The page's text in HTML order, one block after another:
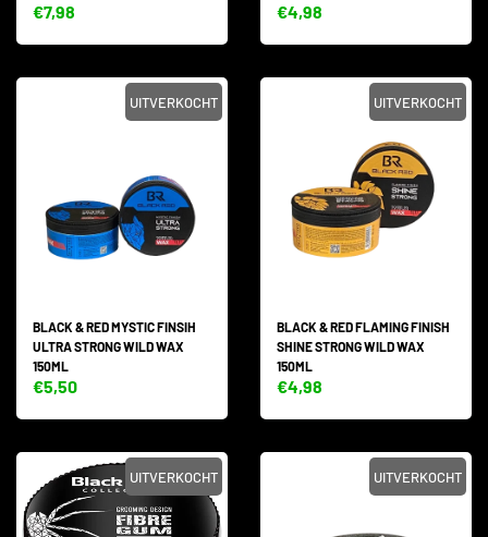
€7,98 €4,98
UITVERKOCHT
BLACK & RED MYSTIC FINSIH
ULTRA STRONG WILD WAX
150ML
€5,50
UITVERKOCHT
BLACK & RED FLAMING FINISH
SHINE STRONG WILD WAX
150ML
€4,98
UITVERKOCHT UITVERKOCHT